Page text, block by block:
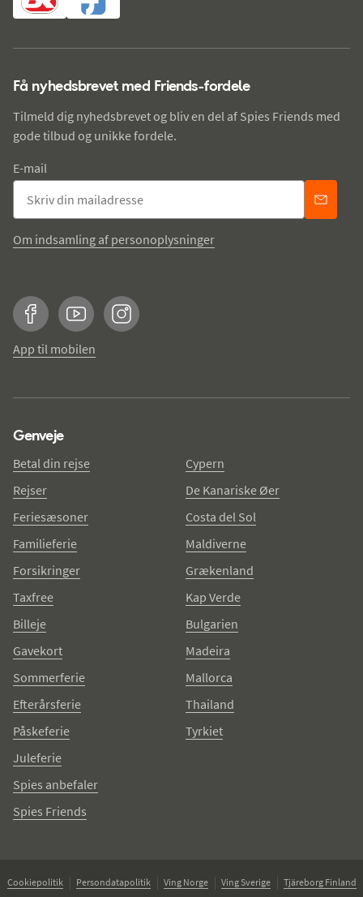
Få nyhedsbrevet med Friends-fordele
Tilmeld dig nyhedsbrevet og bliv en del af Spies Friends med
gode tilbud og unikke fordele.
E-mail
Om indsamling af personoplysninger
FacebookYouTubeInstagram
App til mobilen
Genveje
Betal din rejse
Rejser
Feriesæsoner
Familieferie
Forsikringer
Taxfree
Billeje
Gavekort
Sommerferie
Efterårsferie
Påskeferie
Juleferie
Spies anbefaler
Spies Friends
Cypern
De Kanariske Øer
Costa del Sol
Maldiverne
Grækenland
Kap Verde
Bulgarien
Madeira
Mallorca
Thailand
Tyrkiet
Cookiepolitik Persondatapolitik Ving Norge Ving Sverige
Tjäreborg Finland